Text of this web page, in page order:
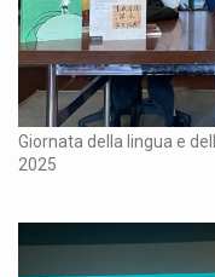
Giornata della lingua e
2025